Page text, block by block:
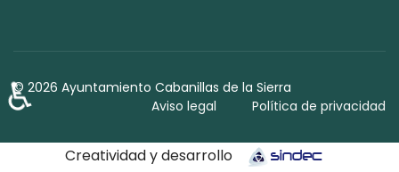
© 2026 Ayuntamiento Cabanillas de la Sierra
Aviso legal
Política de privacidad
Creatividad y desarrollo